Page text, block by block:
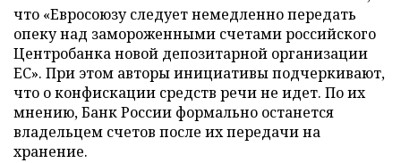
что «Евросоюзу следует немедленно передать
опеку над замороженными счетами российского
Центробанка новой депозитарной организации
ЕС». При этом авторы инициативы подчеркивают,
что о конфискации средств речи не идет. По их
мнению, Банк России формально останется
владельцем счетов после их передачи на
хранение.